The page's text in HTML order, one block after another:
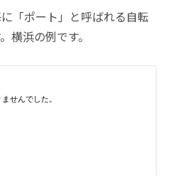
「ポート」と呼ばれる自転
横浜の例です。